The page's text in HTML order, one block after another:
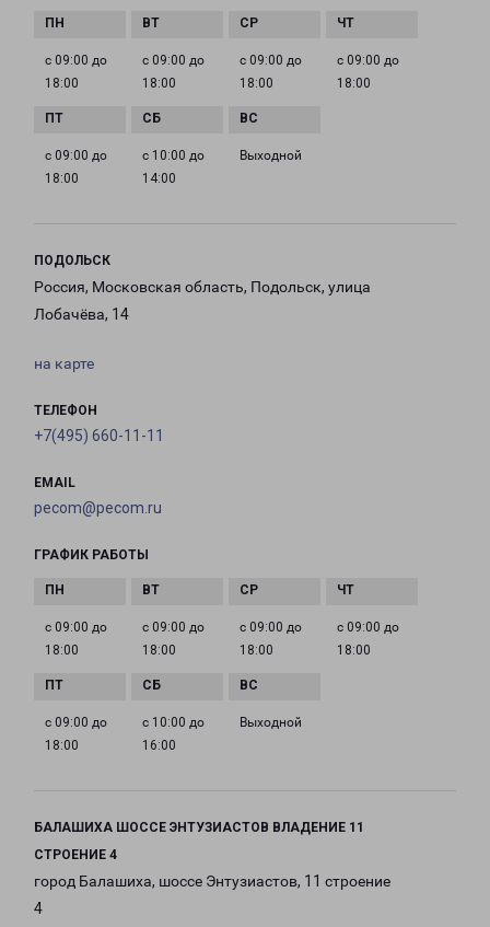
с 09:00 до
18:00
с 09:00 до
18:00
с 09:00 до
18:00
с 09:00 до
18:00
с 09:00 до
18:00
с 10:00 до
14:00
Выходной
ПОДОЛЬСК
Россия, Московская область, Подольск, улица
Лобачёва, 14
на карте
ТЕЛЕФОН
+7(495) 660-11-11
EMAIL
pecom@pecom.ru
ГРАФИК РАБОТЫ
с 09:00 до
18:00
с 09:00 до
18:00
с 09:00 до
18:00
с 09:00 до
18:00
с 09:00 до
18:00
с 10:00 до
16:00
Выходной
БАЛАШИХА ШОССЕ ЭНТУЗИАСТОВ ВЛАДЕНИЕ 11
СТРОЕНИЕ 4
город Балашиха, шоссе Энтузиастов, 11 строение
4